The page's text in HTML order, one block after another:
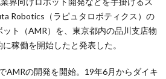
Robotics（ラピュタロボティクス）の
ト（AMR）を、東京都内の品川支店物
稼働を開始したと発表した。
AMRの開発を開始。19年6月からダイキ